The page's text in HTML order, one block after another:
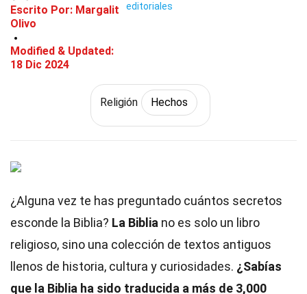
Escrito Por: Margalit
Olivo
Modified & Updated:
18 Dic 2024
editoriales
Religión Hechos
¿Alguna vez te has preguntado cuántos secretos
esconde la Biblia? La Biblia no es solo un libro
religioso, sino una colección de textos antiguos
llenos de historia, cultura y curiosidades. ¿Sabías
que la Biblia ha sido traducida a más de 3,000